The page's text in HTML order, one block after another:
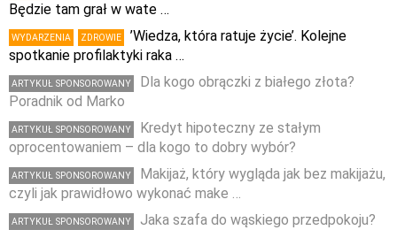
Będzie tam grał w wate …
WYDARZENIA ZDROWIE
’Wiedza, która ratuje życie’. Kolejne
spotkanie profilaktyki raka …
ARTYKUŁ SPONSOROWANY
Dla kogo obrączki z białego złota?
Poradnik od Marko
ARTYKUŁ SPONSOROWANY
Kredyt hipoteczny ze stałym
oprocentowaniem – dla kogo to dobry wybór?
ARTYKUŁ SPONSOROWANY
Makijaż, który wygląda jak bez makijażu,
czyli jak prawidłowo wykonać make …
ARTYKUŁ SPONSOROWANY
Jaka szafa do wąskiego przedpokoju?